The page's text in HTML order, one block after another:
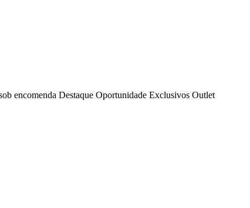
encomenda Destaque Oportunidade Exclusivos Outlet